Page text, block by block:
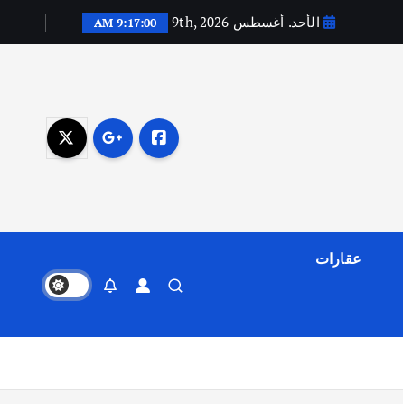
الأحد. أغسطس 9th, 2026 9:17:01 AM
عقارات